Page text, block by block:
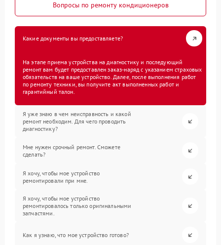
Вопросы по ремонту кондиционеров
Какие документы вы предоставляете?
На этапе приема устройства на диагностику и последующий
ремонт вам будет предоставлен заказ-наряд с указанием страховых
обязательств на ваше устройство. Далее, после выполнения работ
по ремонту техники, вы получите акт выполненных работ и
гарантийный талон.
Я уже знаю в чем неисправность и какой
ремонт необходим. Для чего проводить
диагностику?
Мне нужен срочный ремонт. Сможете
сделать?
Я хочу, чтобы мое устройство
ремонтировали при мне.
Я хочу, чтобы мое устройство
ремонтировалось только оригинальными
запчастями.
Как я узнаю, что мое устройство готово?